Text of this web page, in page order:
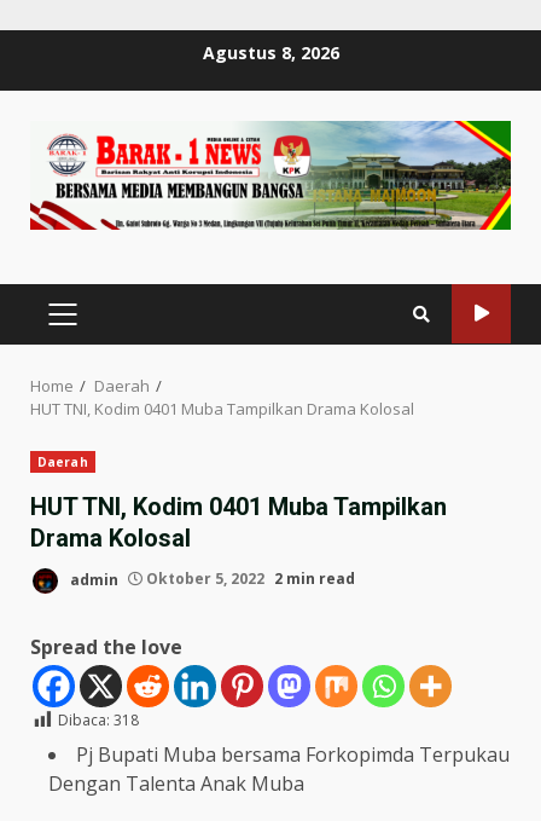
Agustus 8, 2026
PRIMARY
MENU
Home
Daerah
HUT TNI, Kodim 0401 Muba Tampilkan Drama Kolosal
Daerah
HUT TNI, Kodim 0401 Muba Tampilkan
Drama Kolosal
admin Oktober 5, 2022 2 min read
Spread the love
Dibaca: 318
Pj Bupati Muba bersama Forkopimda Terpukau
Dengan Talenta Anak Muba